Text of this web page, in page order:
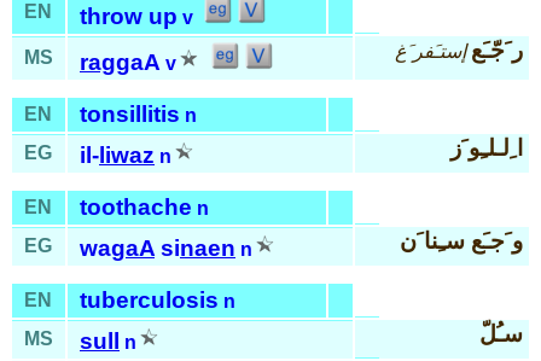
EN throw up v
MS
raggaA v
ر َجّـَع إستـَفر َغ
EN tonsillitis n
EG
il- liwaz n ا ِلـلـِو َز
EN toothache n
EG
wagaA sinaen n و َجـَع سـِنا َن
EN tuberculosis n
MS
sull n سـُلّ